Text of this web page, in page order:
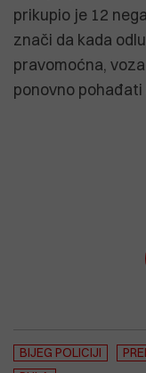
prikupio je 12
znači da kada
pravomoćna,
ponovno
BIJEG POLICIJI